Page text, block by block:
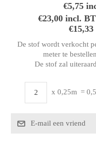
€5,75
€23,00 incl.
De stof wordt verkocht
meter te
De stof zal
x 0,25m =